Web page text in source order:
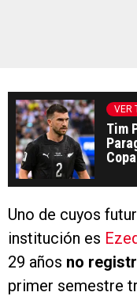
VER
Tim
Uno de cuyos
institución es
29 años no
primer semestre